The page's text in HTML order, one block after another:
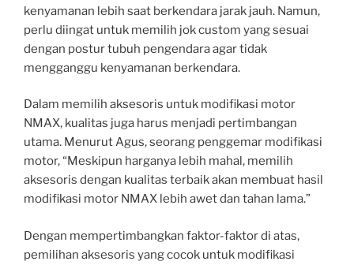
kenyamanan lebih saat berkendara jarak jauh. Namun,
perlu diingat untuk memilih jok custom yang sesuai
dengan postur tubuh pengendara agar tidak
mengganggu kenyamanan berkendara.
Dalam memilih aksesoris untuk modifikasi motor
NMAX, kualitas juga harus menjadi pertimbangan
utama. Menurut Agus, seorang penggemar modifikasi
motor, “Meskipun harganya lebih mahal, memilih
aksesoris dengan kualitas terbaik akan membuat hasil
modifikasi motor NMAX lebih awet dan tahan lama.”
Dengan mempertimbangkan faktor-faktor di atas,
pemilihan aksesoris yang cocok untuk modifikasi